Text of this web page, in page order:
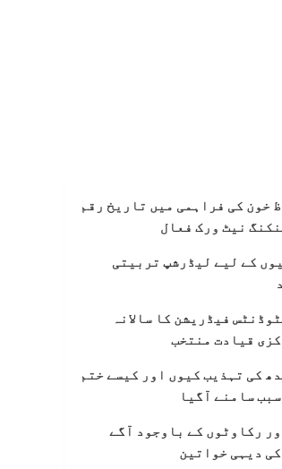
خون کی فراہمی میں تاریخ رقم
نیٹ ورک فعال
کے لیے لیڈرشپ تربیتی
فیڈریشن کا سالانہ
قیادت منتخب
کی تہذیب کیوں اور کیسے ختم
سامنے آگیا
رکاوٹوں کے باوجود آگے
دیہی خواتین